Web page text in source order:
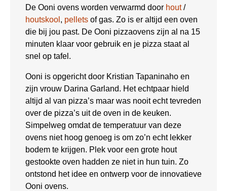
De Ooni ovens worden verwarmd door hout/
houtskool , pellets of gas. Zo is er altijd een oven
die bij jou past. De Ooni pizzaovens zijn al na 15
minuten klaar voor gebruik en je pizza staat al
snel op tafel.
Ooni is opgericht door Kristian Tapaninaho en
zijn vrouw Darina Garland. Het echtpaar hield
altijd al van pizza’s maar was nooit echt tevreden
over de pizza’s uit de oven in de keuken.
Simpelweg omdat de temperatuur van deze
ovens niet hoog genoeg is om zo’n echt lekker
bodem te krijgen. Plek voor een grote hout
gestookte oven hadden ze niet in hun tuin. Zo
ontstond het idee en ontwerp voor de innovatieve
Ooni ovens.